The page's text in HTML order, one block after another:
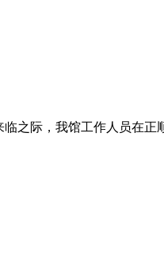
之际，我馆工作人员在正